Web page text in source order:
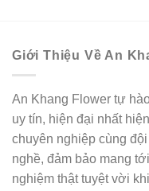
Giới Thiệu Về An
An Khang Flower tự
uy tín, hiện đại nhất
chuyên nghiệp cùng
nghề, đảm bảo mang
nghiệm thật tuyệt vời